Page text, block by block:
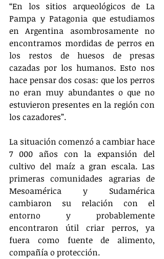
“En los sitios arqueológicos de La
Pampa y Patagonia que estudiamos
en Argentina asombrosamente no
encontramos mordidas de perros en
los restos de huesos de presas
cazadas por los humanos. Esto nos
hace pensar dos cosas: que los perros
no eran muy abundantes o que no
estuvieron presentes en la región con
los cazadores”.
La situación comenzó a cambiar hace
7 000 años con la expansión del
cultivo del maíz a gran escala. Las
primeras comunidades agrarias de
Mesoamérica y Sudamérica
cambiaron su relación con el
entorno y probablemente
encontraron útil criar perros, ya
fuera como fuente de alimento,
compañía o protección.